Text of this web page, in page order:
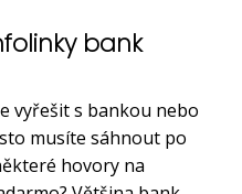
bank
vyřešit s bankou nebo
musíte sáhnout po
hovory na